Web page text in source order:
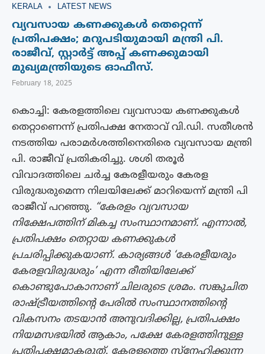
KERALA LATEST NEWS
വ്യവസായ കണക്കുകൾ തെറ്റെന്ന്
പ്രതിപക്ഷം; മറുപടിയുമായി മന്ത്രി പി.
രാജീവ്, സ്റ്റാർട്ട് അപ്പ് കണക്കുമായി
മുഖ്യമന്ത്രിയുടെ ഓഫീസ്.
February 18, 2025
കൊച്ചി: കേരളത്തിലെ വ്യവസായ കണക്കുകൾ
തെറ്റാണെന്ന് പ്രതിപക്ഷ നേതാവ് വി.ഡി. സതീശൻ
നടത്തിയ പരാമർശത്തിനെതിരെ വ്യവസായ മന്ത്രി
പി. രാജീവ് പ്രതികരിച്ചു. ശശി തരൂർ
വിവാദത്തിലെ ച‍ർച്ച കേരളീയരും കേരള
വിരുദ്ധരുമെന്ന നിലയിലേക്ക് മാറിയെന്ന് മന്ത്രി പി
രാജീവ് പറഞ്ഞു. “കേരളം വ്യവസായ
നിക്ഷേപത്തിന് മികച്ച സംസ്ഥാനമാണ്. എന്നാൽ,
പ്രതിപക്ഷം തെറ്റായ കണക്കുകൾ
പ്രചരിപ്പിക്കുകയാണ്. കാര്യങ്ങൾ ‘കേരളീയരും
കേരളവിരുദ്ധരും’ എന്ന രീതിയിലേക്ക്
കൊണ്ടുപോകാനാണ് ചിലരുടെ ശ്രമം. സങ്കുചിത
രാഷ്ട്രീയത്തിന്റെ പേരിൽ സംസ്ഥാനത്തിന്റെ
വികസനം തടയാൻ അനുവദിക്കില്ല, പ്രതിപക്ഷം
നിയമസഭയിൽ ആകാം, പക്ഷേ കേരളത്തിനുള്ള